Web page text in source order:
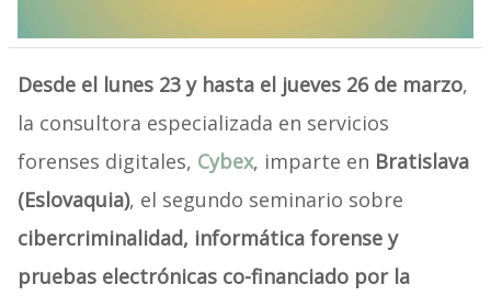
Desde el lunes 23 y hasta el jueves 26 de marzo,
la consultora especializada en servicios
forenses digitales, Cybex, imparte en Bratislava
(Eslovaquia), el segundo seminario sobre
cibercriminalidad, informática forense y
pruebas electrónicas co-financiado por la